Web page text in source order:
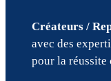
Créateurs /
avec des
pour la réussite